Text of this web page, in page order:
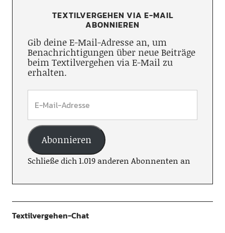
TEXTILVERGEHEN VIA E-MAIL
ABONNIEREN
Gib deine E-Mail-Adresse an, um
Benachrichtigungen über neue Beiträge
beim Textilvergehen via E-Mail zu
erhalten.
Abonnieren
Schließe dich 1.019 anderen Abonnenten an
Textilvergehen-Chat